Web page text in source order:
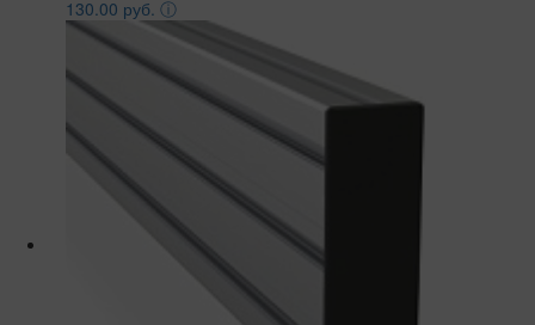
130.00 руб. ⓘ